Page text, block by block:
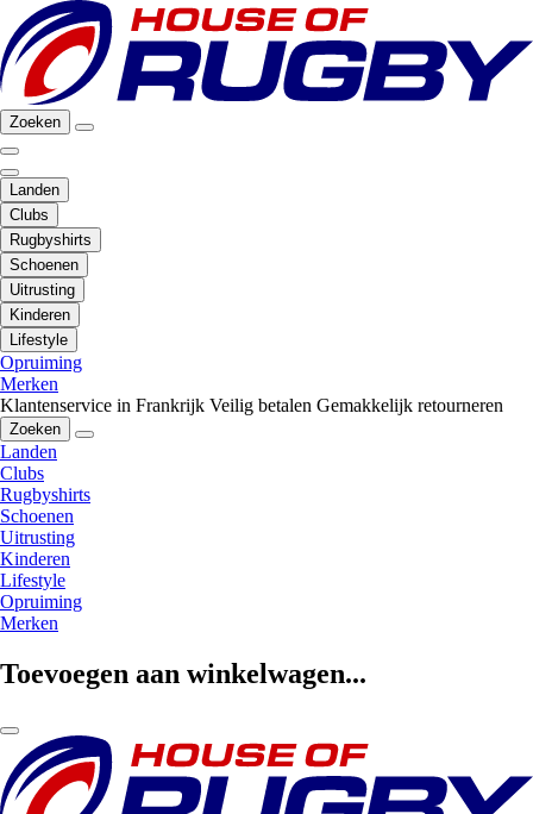
Zoeken
Landen
Clubs
Rugbyshirts
Schoenen
Uitrusting
Kinderen
Lifestyle
Opruiming
Merken
Klantenservice in Frankrijk Veilig betalen Gemakkelijk retourneren
Zoeken
Landen
Clubs
Rugbyshirts
Schoenen
Uitrusting
Kinderen
Lifestyle
Opruiming
Merken
Toevoegen aan winkelwagen...